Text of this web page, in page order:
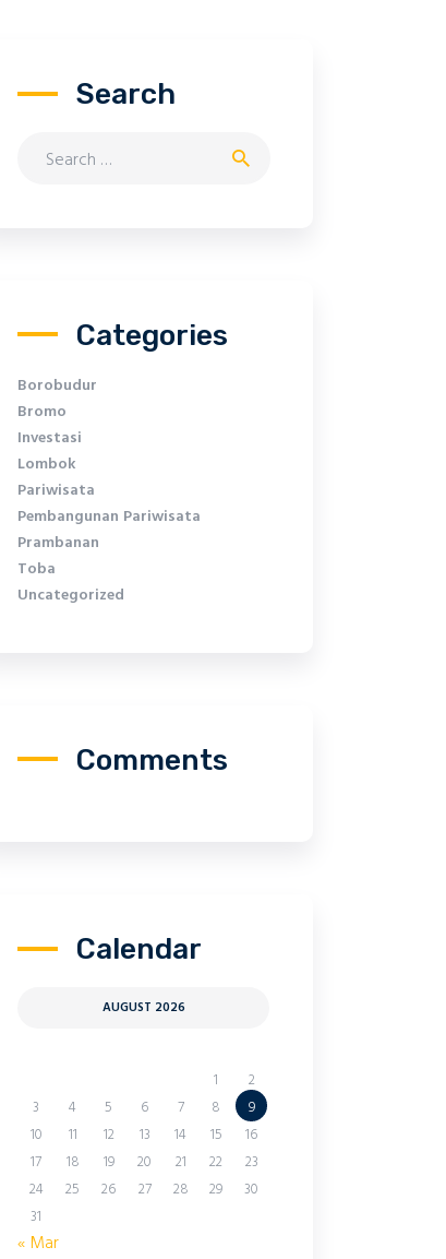
Search
Search
Categories
Borobudur
Bromo
Investasi
Lombok
Pariwisata
Pembangunan Pariwisata
Prambanan
Toba
Uncategorized
Comments
Calendar
AUGUST 2026
1
2
3
4 5 6 7 8
9
10
11 12 13 14 15
16
17
18 19 20 21 22
23
24
25 26 27 28 29
30
31
« Mar